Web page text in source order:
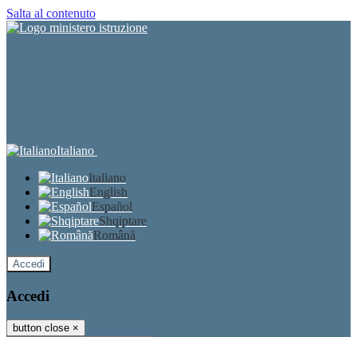
Salta al contenuto
Italiano
Italiano
English
Español
Shqiptare
Română
Accedi
Accedi
button close ×